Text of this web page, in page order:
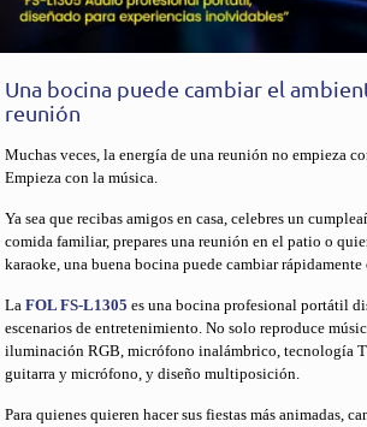
Una bocina puede cambiar el
reunión
Muchas veces, la energía de una reunión no empieza
Empieza con la música.
Ya sea que recibas amigos en casa, celebres un
comida familiar, prepares una reunión en el patio o
karaoke, una buena bocina puede cambiar
LaFOL FS-L1305 es una bocina profesional portátil
escenarios de entretenimiento. No solo reproduce
iluminación RGB, micrófono inalámbrico, tecnología
guitarra y micrófono, y diseño multiposición.
Para quienes quieren hacer sus fiestas más animadas,